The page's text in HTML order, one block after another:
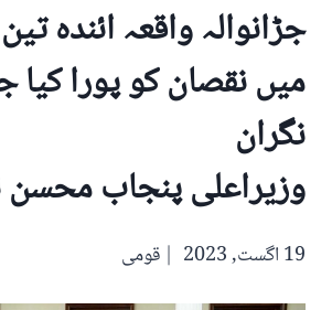
جڑانوالہ واقعہ ائندہ
میں نقصان کو پورا کیا
نگران
وزیراعلی پنجاب محسن
19 اگست, 2023 قومی